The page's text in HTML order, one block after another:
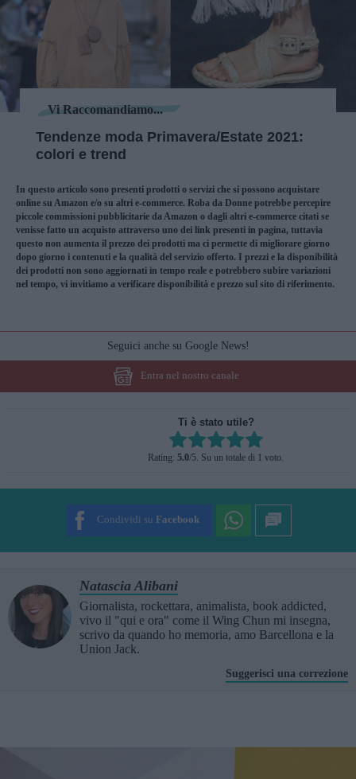
Vi Raccomandiamo...
Tendenze moda Primavera/Estate 2021:
colori e trend
In questo articolo sono presenti prodotti o servizi che si possono acquistare
online su Amazon e/o su altri e-commerce. Roba da Donne potrebbe percepire
piccole commissioni pubblicitarie da Amazon o dagli altri e-commerce citati se
venisse fatto un acquisto attraverso uno dei link presenti in pagina, tuttavia
questo non aumenta il prezzo dei prodotti ma ci permette di migliorare giorno
dopo giorno i contenuti e la qualità del servizio offerto. I prezzi e la disponibilità
dei prodotti non sono aggiornati in tempo reale e potrebbero subire variazioni
nel tempo, vi invitiamo a verificare disponibilità e prezzo sul sito di riferimento.
Seguici anche su Google News!
Entra nel nostro canale
Ti è stato utile?
Rate this item:
SUBMIT RATING
Rating: 5.0/5. Su un totale di 1 voto.
Condividi su Facebook
Natascia Alibani
Giornalista, rockettara, animalista, book addicted,
vivo il "qui e ora" come il Wing Chun mi insegna,
scrivo da quando ho memoria, amo Barcellona e la
Union Jack.
Suggerisci una correzione